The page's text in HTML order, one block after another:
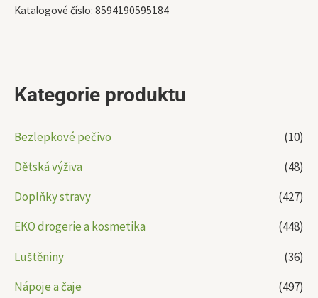
Kategorie produktu
Bezlepkové pečivo
(10)
Dětská výživa
(48)
Doplňky stravy
(427)
EKO drogerie a kosmetika
(448)
Luštěniny
(36)
Nápoje a čaje
(497)
Katalogové číslo: 8594190595184